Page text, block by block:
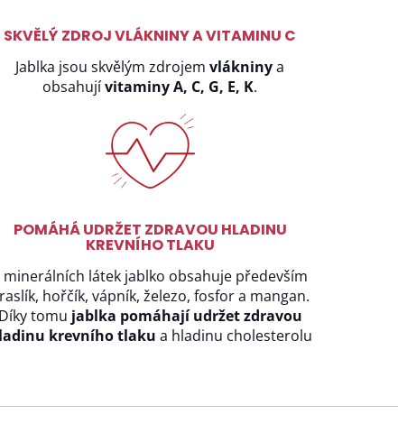
SKVĚLÝ ZDROJ VLÁKNINY A VITAMINU C
Jablka jsou skvělým zdrojemvlákninya
obsahujívitaminy A, C, G, E, K.
POMÁHÁ UDRŽET ZDRAVOU HLADINU
KREVNÍHO TLAKU
minerálních látek jablko obsahuje především
hořčík, vápník, železo, fosfor a mangan.
tomu jablka pomáhají udržet zdravou
krevního tlaku a hladinu cholesterolu